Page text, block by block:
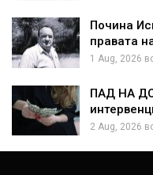
Почина
правата
1 Aug, 2026
ПАД НА
2 Aug, 2026